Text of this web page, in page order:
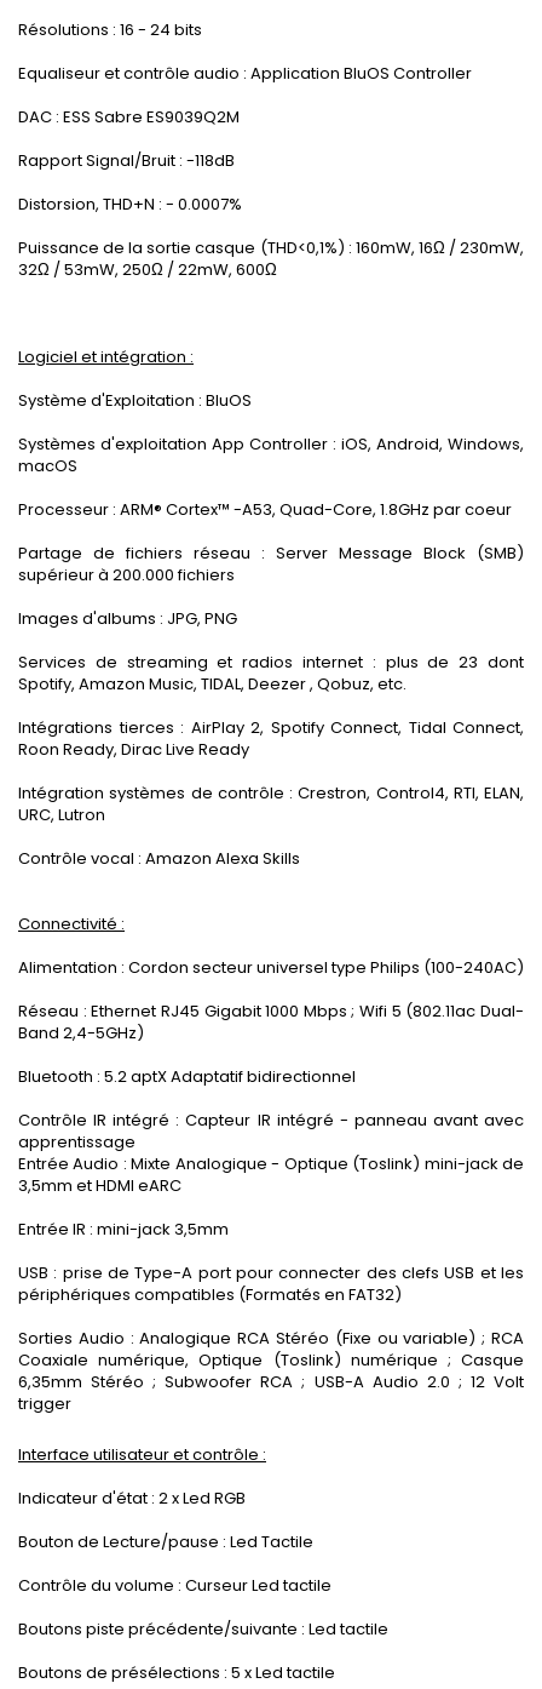
Résolutions : 16 - 24 bits
Equaliseur et contrôle audio : Application BluOS Controller
DAC : ESS Sabre ES9039Q2M
Rapport Signal/Bruit : -118dB
Distorsion, THD+N : - 0.0007%
Puissance de la sortie casque (THD<0,1%) : 160mW, 16Ω / 230mW,
32Ω / 53mW, 250Ω / 22mW, 600Ω
Logiciel et intégration :
Système d'Exploitation : BluOS
Systèmes d'exploitation App Controller : iOS, Android, Windows,
macOS
Processeur : ARM® Cortex™ -A53, Quad-Core, 1.8GHz par coeur
Partage de fichiers réseau : Server Message Block (SMB)
supérieur à 200.000 fichiers
Images d'albums : JPG, PNG
Services de streaming et radios internet : plus de 23 dont
Spotify, Amazon Music, TIDAL, Deezer , Qobuz, etc.
Intégrations tierces : AirPlay 2, Spotify Connect, Tidal Connect,
Roon Ready, Dirac Live Ready
Intégration systèmes de contrôle : Crestron, Control4, RTI, ELAN,
URC, Lutron
Contrôle vocal : Amazon Alexa Skills
Connectivité :
Alimentation : Cordon secteur universel type Philips (100-240AC)
Réseau : Ethernet RJ45 Gigabit 1000 Mbps ; Wifi 5 (802.11ac Dual-
Band 2,4-5GHz)
Bluetooth : 5.2 aptX Adaptatif bidirectionnel
Contrôle IR intégré : Capteur IR intégré - panneau avant avec
apprentissage
Entrée Audio : Mixte Analogique - Optique (Toslink) mini-jack de
3,5mm et HDMI eARC
Entrée IR : mini-jack 3,5mm
USB : prise de Type-A port pour connecter des clefs USB et les
périphériques compatibles (Formatés en FAT32)
Sorties Audio : Analogique RCA Stéréo (Fixe ou variable) ; RCA
Coaxiale numérique, Optique (Toslink) numérique ; Casque
6,35mm Stéréo ; Subwoofer RCA ; USB-A Audio 2.0 ; 12 Volt
trigger
Interface utilisateur et contrôle :
Indicateur d'état : 2 x Led RGB
Bouton de Lecture/pause : Led Tactile
Contrôle du volume : Curseur Led tactile
Boutons piste précédente/suivante : Led tactile
Boutons de présélections : 5 x Led tactile